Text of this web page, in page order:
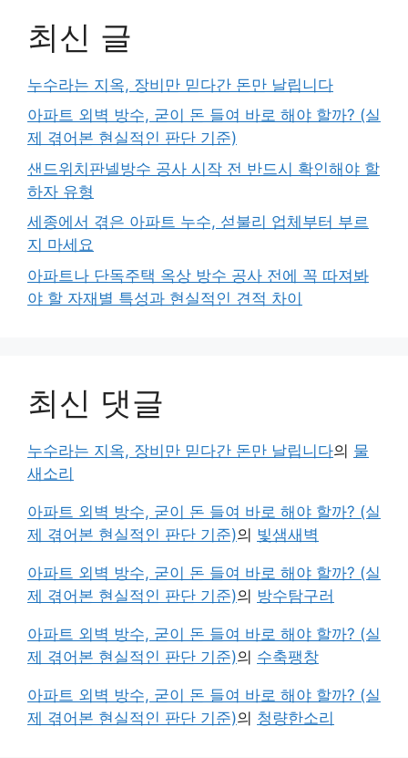
최신 글
누수라는 지옥, 장비만 믿다간 돈만 날립니다
아파트 외벽 방수, 굳이 돈 들여 바로 해야 할까? (실
제 겪어본 현실적인 판단 기준)
샌드위치판넬방수 공사 시작 전 반드시 확인해야 할
하자 유형
세종에서 겪은 아파트 누수, 섣불리 업체부터 부르
지 마세요
아파트나 단독주택 옥상 방수 공사 전에 꼭 따져봐
야 할 자재별 특성과 현실적인 견적 차이
최신 댓글
누수라는 지옥, 장비만 믿다간 돈만 날립니다의 물
새소리
아파트 외벽 방수, 굳이 돈 들여 바로 해야 할까? (실
제 겪어본 현실적인 판단 기준)의 빛샘새벽
아파트 외벽 방수, 굳이 돈 들여 바로 해야 할까? (실
제 겪어본 현실적인 판단 기준)의 방수탐구러
아파트 외벽 방수, 굳이 돈 들여 바로 해야 할까? (실
제 겪어본 현실적인 판단 기준)의 수축팽창
아파트 외벽 방수, 굳이 돈 들여 바로 해야 할까? (실
제 겪어본 현실적인 판단 기준)의 청량한소리